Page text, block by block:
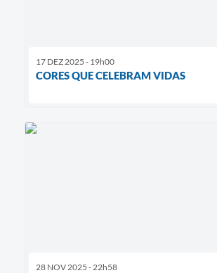
17 DEZ 2025 - 19h00
CORES QUE CELEBRAM VIDAS
28 NOV 2025 - 22h58